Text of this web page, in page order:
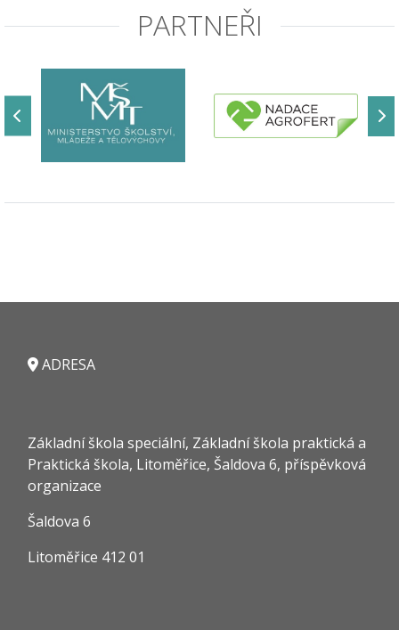
PARTNEŘI
ADRESA
Základní škola speciální, Základní škola praktická a
Praktická škola, Litoměřice, Šaldova 6, příspěvková
organizace
Šaldova 6
Litoměřice 412 01